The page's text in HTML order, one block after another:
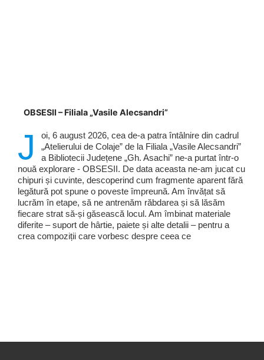
OBSESII – Filiala „Vasile Alecsandri”
J
oi, 6 august 2026, cea de-a patra întâlnire din cadrul
„Atelierului de Colaje” de la Filiala „Vasile Alecsandri”
a Bibliotecii Județene „Gh. Asachi” ne-a purtat într-o
nouă explorare - OBSESII. De data aceasta ne-am jucat cu
chipuri și cuvinte, descoperind cum fragmente aparent fără
legătură pot spune o poveste împreună. Am învățat să
lucrăm în etape, să ne antrenăm răbdarea și să lăsăm
fiecare strat să-și găsească locul. Am îmbinat materiale
diferite – suport de hârtie, paiete și alte detalii – pentru a
crea compoziții care vorbesc despre ceea ce